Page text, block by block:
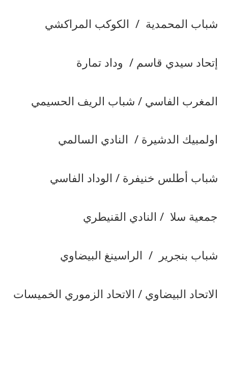
شباب المحمدية / الكوكب المراكشي
إتحاد سيدي قاسم / وداد تمارة
المغرب الفاسي / شباب الريف الحسيمي
اولمبيك الدشيرة / النادي السالمي
شباب أطلس خنيفرة / الوداد الفاسي
جمعية سلا / النادي القنيطري
شباب بنجرير / الراسينغ البيضاوي
الاتحاد البيضاوي / الاتحاد الزموري الخميسات